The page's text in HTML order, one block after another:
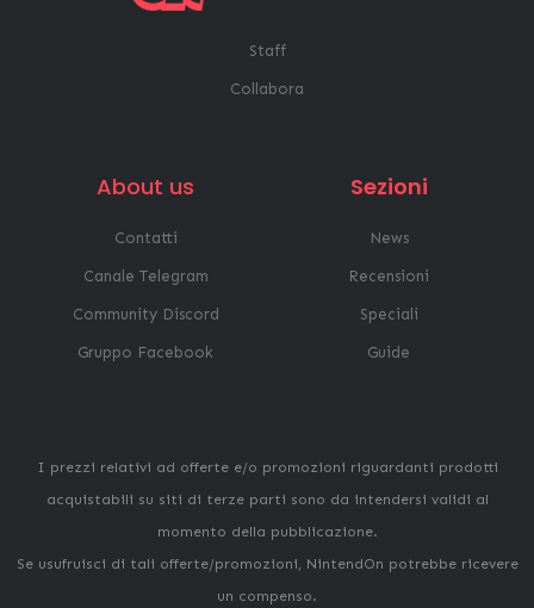
Staff
Collabora
About us
Contatti
Canale Telegram
Community Discord
Gruppo Facebook
Sezioni
News
Recensioni
Speciali
Guide
I prezzi relativi ad offerte e/o promozioni riguardanti prodotti
acquistabili su siti di terze parti sono da intendersi validi al
momento della pubblicazione.
Se usufruisci di tali offerte/promozioni, NintendOn potrebbe ricevere
un compenso.